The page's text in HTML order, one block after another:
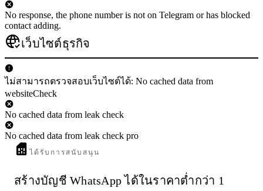
No response, the phone number is not on Telegram or has blocked
contact adding.
เว็บไซต์ธุรกิจ
ไม่สามารถตรวจสอบเว็บไซต์ได้: No cached data from
websiteCheck
No cached data from leak check
No cached data from leak check pro
ได้รับการสนับสนุน
สร้างบัญชี WhatsApp ได้ในราคาต่ำกว่า 1